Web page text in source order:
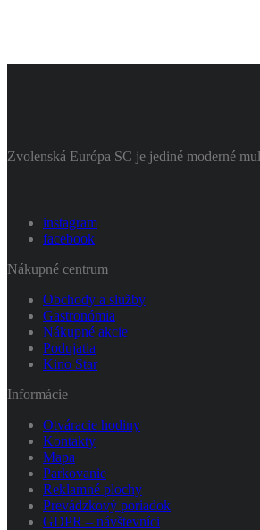
Zvolenská Európa SC je jediné moderné
instagram
facebook
Nákupné centrum
Obchody a služby
Gastronómia
Nákupné akcie
Podujatia
Kino Star
Informácie
Otváracie hodiny
Kontakty
Mapa
Parkovanie
Reklamné plochy
Prevádzkový poriadok
GDPR – návštevníci